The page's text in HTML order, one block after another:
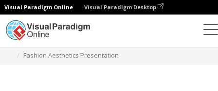
Visual Paradigm Online Visual Paradigm Desktop
Fashion Aesthetics Presentation